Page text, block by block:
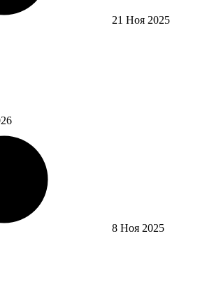
21 Ноя 2025
8 Ноя 2025